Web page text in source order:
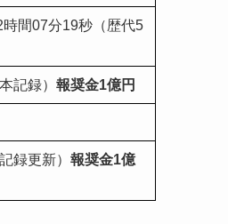
間07分19秒（歴代5
記録） 報奨金1億円
録更新） 報奨金1億